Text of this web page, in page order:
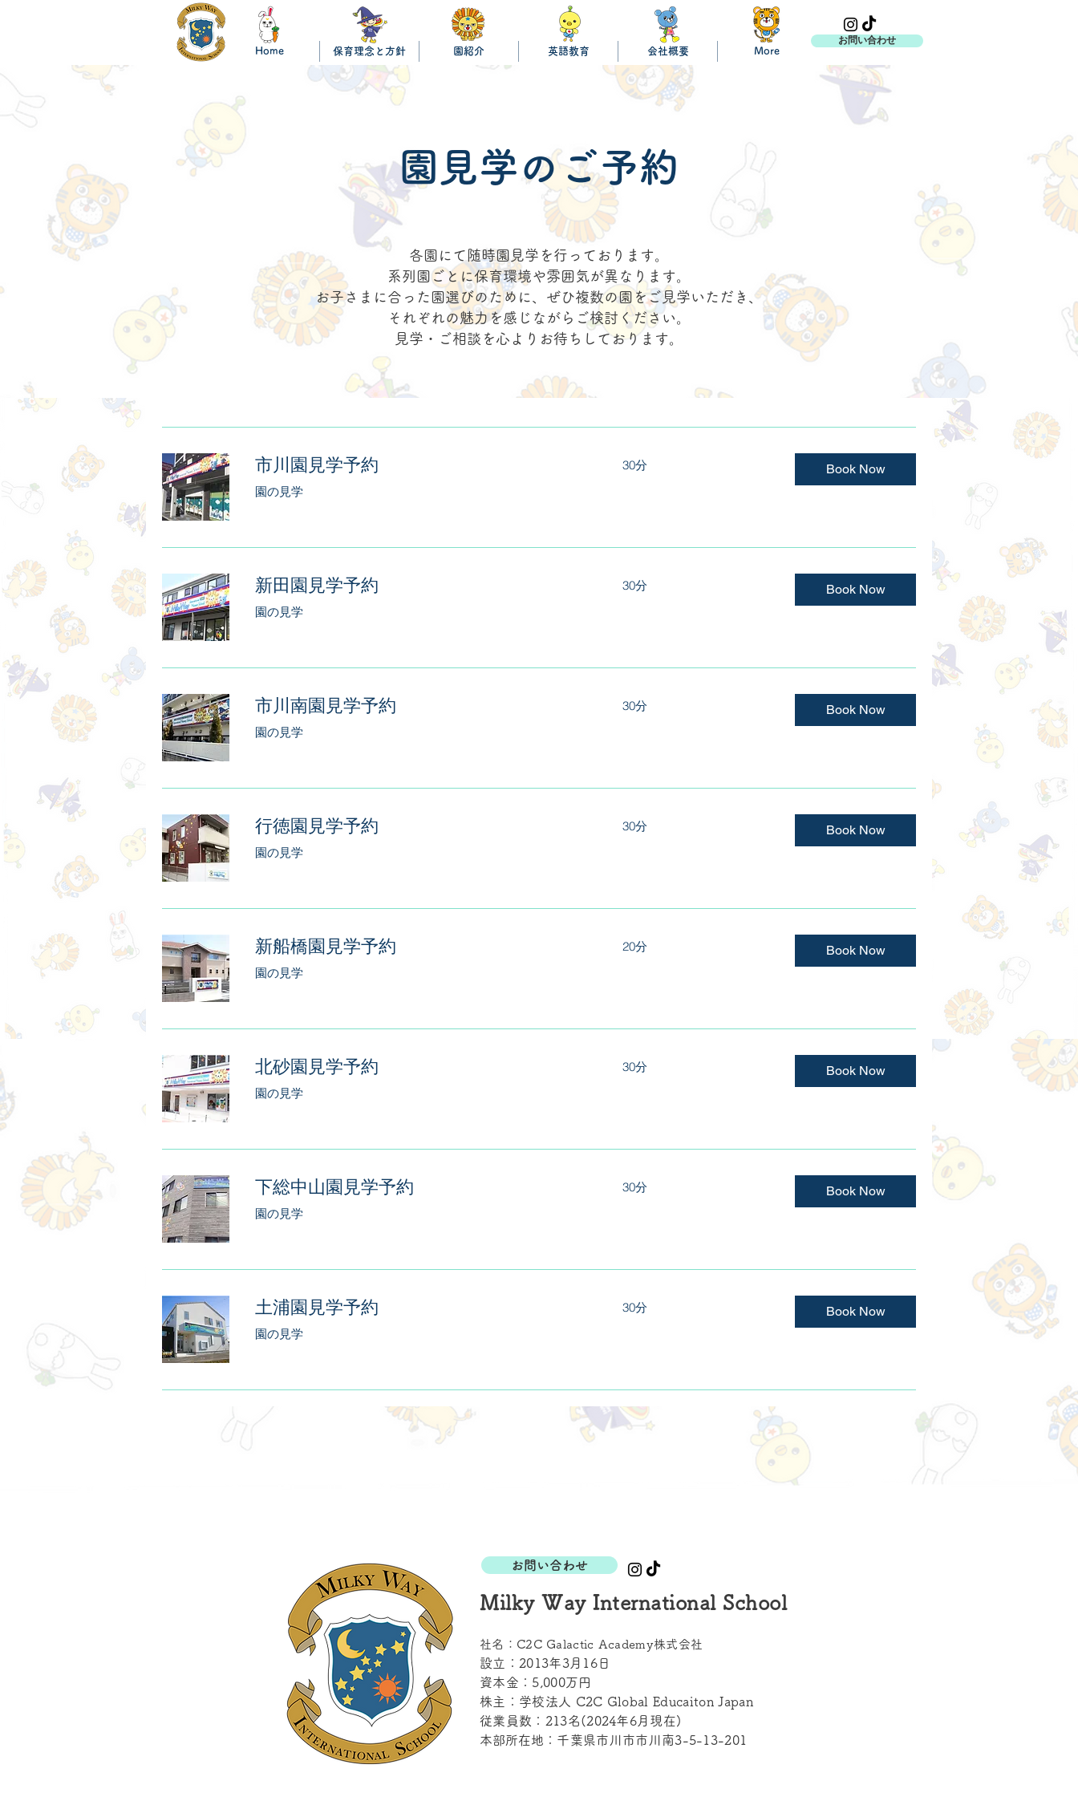
Home 保育理念と方針 園紹介 英語教育 会社概要 More
お問い合わせ
園見学のご予約
各園にて随時園見学を行っております。
系列園ごとに保育環境や雰囲気が異なります。
お子さまに合った園選びのために、ぜひ複数の園をご見学いただき、
それぞれの魅力を感じながらご検討ください。
見学・ご相談を心よりお待ちしております。
市川園見学予約
園の見学
30分 Book Now
新田園見学予約
園の見学
30分 Book Now
市川南園見学予約
園の見学
30分 Book Now
行徳園見学予約
園の見学
30分 Book Now
新船橋園見学予約
園の見学
20分 Book Now
北砂園見学予約
園の見学
30分 Book Now
下総中山園見学予約
園の見学
30分 Book Now
土浦園見学予約
園の見学
30分 Book Now
お問い合わせ
Milky Way International School
社名：C2C Galactic Academy株式会社
設立：2013年3月16日
資本金：5,000万円
株主：学校法人 C2C Global Educaiton Japan
​従業員数：213名(2024年6月現在)
本部所在地 ：千葉県市川市市川南3-5-13-201